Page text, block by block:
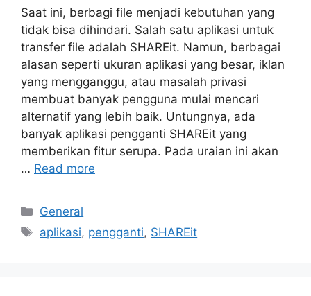
Saat ini, berbagi file menjadi kebutuhan yang
tidak bisa dihindari. Salah satu aplikasi untuk
transfer file adalah SHAREit. Namun, berbagai
alasan seperti ukuran aplikasi yang besar, iklan
yang mengganggu, atau masalah privasi
membuat banyak pengguna mulai mencari
alternatif yang lebih baik. Untungnya, ada
banyak aplikasi pengganti SHAREit yang
memberikan fitur serupa. Pada uraian ini akan
… Read more
Categories
General
Tags
aplikasi, pengganti, SHAREit